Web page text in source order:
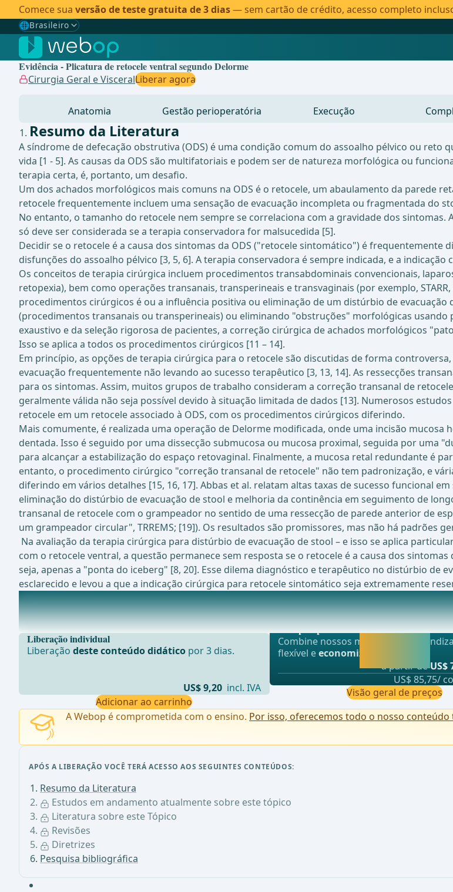
Comece sua versão de teste gratuita de 3 dias— sem cartão de crédito, acesso completo
🌐Brasileiro
Gewählte Sprache: Brasileiro
🇩🇪 Alemão
🇬🇧Inglês
Evidência - Plicatura de retocele ventral segundo Delorme
Cirurgia Geral e VisceralLiberar agora
Anatomia Gestão perioperatória Execução
Resumo da Literatura
A síndrome de defecação obstrutiva (ODS) é uma condição comum do assoalho pélvico ou
vida [1 - 5]. As causas da ODS são multifatoriais e podem ser de natureza morfológica ou
terapia certa, é, portanto, um desafio.
Um dos achados morfológicos mais comuns na ODS é o retocele, um abaulamento da parede
retocele frequentemente incluem uma sensação de evacuação incompleta ou fragmentada do
No entanto, o tamanho do retocele nem sempre se correlaciona com a gravidade dos
só deve ser considerada se a terapia conservadora for malsucedida [5].
Decidir se o retocele é a causa dos sintomas da ODS ("retocele sintomático") é
disfunções do assoalho pélvico [3, 5, 6]. A terapia conservadora é sempre indicada, e a
Os conceitos de terapia cirúrgica incluem procedimentos transabdominais convencionais,
retopexia), bem como operações transanais, transperineais e transvaginais (por exemplo,
procedimentos cirúrgicos é ou a influência positiva ou eliminação de um distúrbio de
(procedimentos transanais ou transperineais) ou eliminando "obstruções" morfológicas
exaustivo e da seleção rigorosa de pacientes, a correção cirúrgica de achados morfológicos
Isso se aplica a todos os procedimentos cirúrgicos [11 – 14].
Em princípio, as opções de terapia cirúrgica para o retocele são discutidas de forma
evacuação frequentemente não levando ao sucesso terapêutico [3, 13, 14]. As ressecções
para os sintomas. Assim, muitos grupos de trabalho consideram a correção transanal de
geralmente válida não seja possível devido à situação limitada de dados [13]. Numerosos
retocele em um retocele associado à ODS, com os procedimentos cirúrgicos diferindo.
Mais comumente, é realizada uma operação de Delorme modificada, onde uma incisão
dentada. Isso é seguido por uma dissecção submucosa ou mucosa proximal, seguida por uma
para alcançar a estabilização do espaço retovaginal. Finalmente, a mucosa retal redundante é
entanto, o procedimento cirúrgico "correção transanal de retocele" não tem padronização, e
diferindo em vários detalhes [15, 16, 17]. Abbas et al. relatam altas taxas de sucesso funcional
eliminação do distúrbio de evacuação de stool e melhoria da continência em seguimento de
transanal de retocele com o grampeador no sentido de uma ressecção de parede anterior de
um grampeador circular", TRREMS; [19]). Os resultados são promissores, mas não há padrões
Na avaliação da terapia cirúrgica para distúrbio de evacuação de stool – e isso se aplica
com o retocele ventral, a questão permanece sem resposta se o retocele é a causa dos
seja, apenas a "ponta do iceberg" [8, 20]. Esse dilema diagnóstico e terapêutico no distúrbio de
esclarecido e levou a que a indicação cirúrgica para retocele sintomático seja extremamente
Estudos em andamento atualmente sobre este tópico
Estudo Retrospectivo de Centro &#xDA;nico dos Resultados a Longo Prazo da
Liberação individual
Liberaçãodeste conteúdo didático por 3 dias.
US$ 9,20 incl. IVA
Adicionar ao carrinho
Oferta mais popular
webop - Sparflex
Combine nossos módulos de
flexível eeconomize até 50%
a partir deUS$
US$ 85,75/
Visão geral de preços
A Webop é comprometida com o ensino. Por isso, oferecemos todo o nosso
APÓS A LIBERAÇÃO VOCÊ TERÁ ACESSO AOS SEGUINTES CONTEÚDOS:
Resumo da Literatura
Estudos em andamento atualmente sobre este tópico
Literatura sobre este Tópico
Revisões
Diretrizes
Pesquisa bibliográfica